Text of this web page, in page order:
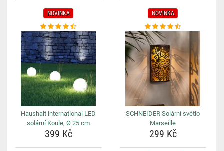
NOVINKA
Haushalt international LED
solární Koule, Ø 25 cm
399 Kč
NOVINKA
SCHNEIDER Solární světlo
Marseille
299 Kč